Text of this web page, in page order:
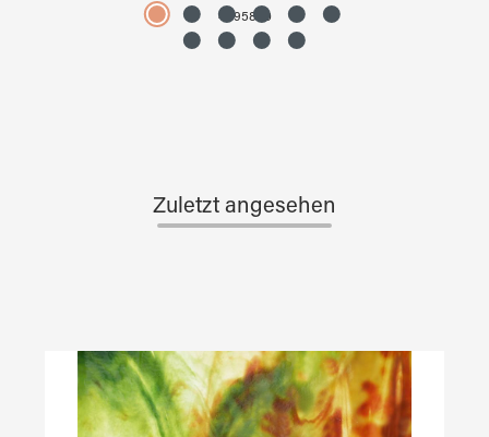
4595890
Zuletzt angesehen
Produktgalerie überspringen